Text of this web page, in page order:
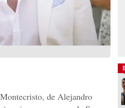
de Alejandro